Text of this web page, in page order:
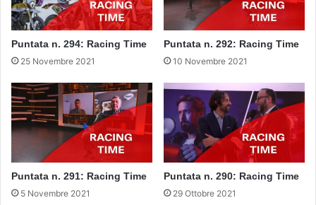
Puntata n. 294: Racing Time
25 Novembre 2021
Puntata n. 292: Racing Time
10 Novembre 2021
Puntata n. 291: Racing Time
5 Novembre 2021
Puntata n. 290: Racing Time
29 Ottobre 2021